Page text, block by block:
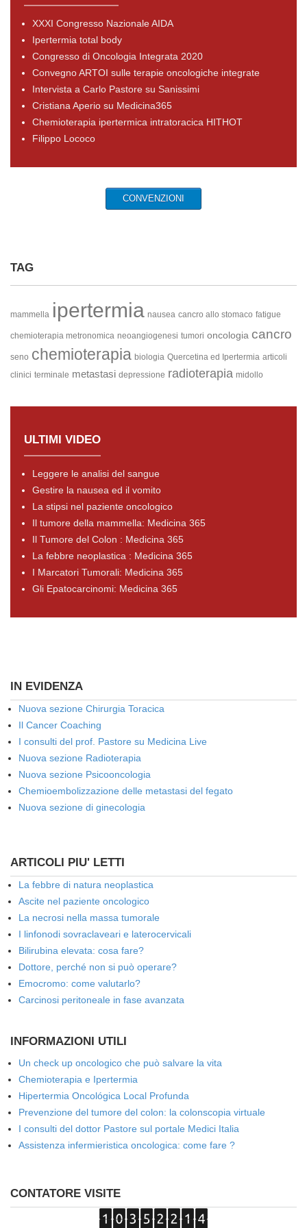
XXXI Congresso Nazionale AIDA
Ipertermia total body
Congresso di Oncologia Integrata 2020
Convegno ARTOI sulle terapie oncologiche integrate
Intervista a Carlo Pastore su Sanissimi
Cristiana Aperio su Medicina365
Chemioterapia ipertermica intratoracica HITHOT
Filippo Lococo
CONVENZIONI
TAG
mammella ipertermia nausea cancro allo stomaco fatigue
chemioterapia metronomica neoangiogenesi tumori oncologia cancro
seno chemioterapia biologia Quercetina ed Ipertermia articoli
clinici terminale metastasi depressione radioterapia midollo
ULTIMI VIDEO
Leggere le analisi del sangue
Gestire la nausea ed il vomito
La stipsi nel paziente oncologico
Il tumore della mammella: Medicina 365
Il Tumore del Colon : Medicina 365
La febbre neoplastica : Medicina 365
I Marcatori Tumorali: Medicina 365
Gli Epatocarcinomi: Medicina 365
IN EVIDENZA
Nuova sezione Chirurgia Toracica
Il Cancer Coaching
I consulti del prof. Pastore su Medicina Live
Nuova sezione Radioterapia
Nuova sezione Psicooncologia
Chemioembolizzazione delle metastasi del fegato
Nuova sezione di ginecologia
ARTICOLI PIU' LETTI
La febbre di natura neoplastica
Ascite nel paziente oncologico
La necrosi nella massa tumorale
I linfonodi sovraclaveari e laterocervicali
Bilirubina elevata: cosa fare?
Dottore, perché non si può operare?
Emocromo: come valutarlo?
Carcinosi peritoneale in fase avanzata
INFORMAZIONI UTILI
Un check up oncologico che può salvare la vita
Chemioterapia e Ipertermia
Hipertermia Oncológica Local Profunda
Prevenzione del tumore del colon: la colonscopia virtuale
I consulti del dottor Pastore sul portale Medici Italia
Assistenza infermieristica oncologica: come fare ?
CONTATORE VISITE